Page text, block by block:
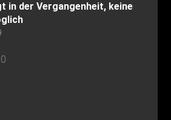
in der Vergangenheit, keine